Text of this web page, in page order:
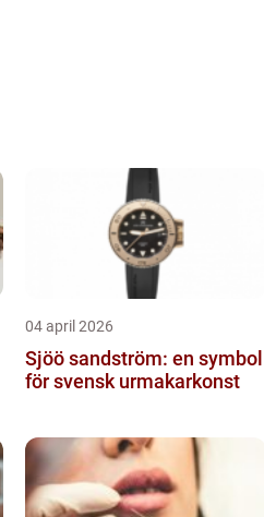
04 april 2026
Sjöö sandström: en symbol
för svensk urmakarkonst